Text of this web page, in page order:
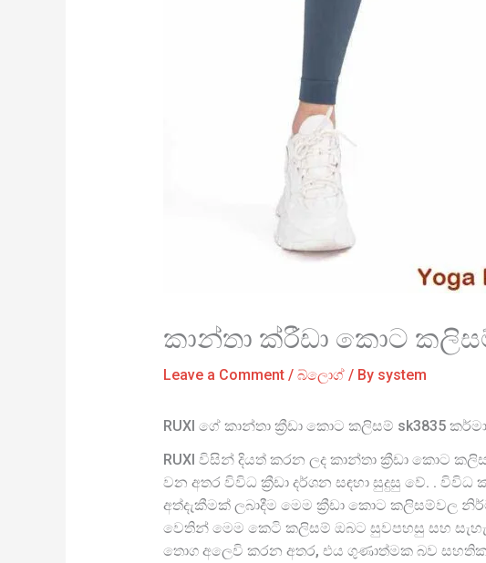
කාන්තා ක්රීඩා කොට කලිසම්
Leave a Comment / බ්ලොග්/ By system
RUXI ගේ කාන්තා ක්‍රීඩා කොට කලිසම් sk3835
RUXI විසින් දියත් කරන ලද කාන්තා ක්‍රීඩා කොට
වන අතර විවිධ ක්‍රීඩා දර්ශන සඳහා සුදුසු වේ. .
අත්දැකීමක් ලබාදීම මෙම ක්‍රීඩා කොට කලිසම්වල
වෙතින් මෙම කෙටි කලිසම් ඔබට සුවපහසු සහ
තොග අලෙවි කරන අතර, එය ගුණාත්මක බව